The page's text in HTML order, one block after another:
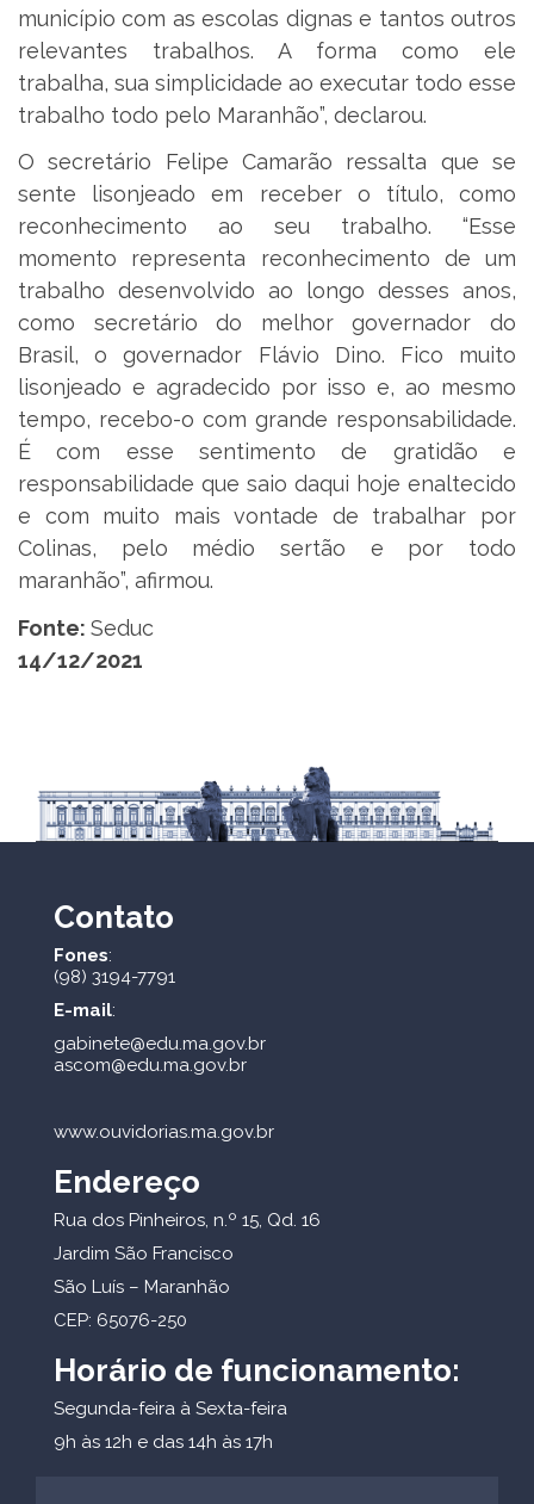
município com as escolas dignas e tantos outros
relevantes trabalhos. A forma como ele
trabalha, sua simplicidade ao executar todo esse
trabalho todo pelo Maranhão”, declarou.
O secretário Felipe Camarão ressalta que se
sente lisonjeado em receber o título, como
reconhecimento ao seu trabalho. “Esse
momento representa reconhecimento de um
trabalho desenvolvido ao longo desses anos,
como secretário do melhor governador do
Brasil, o governador Flávio Dino. Fico muito
lisonjeado e agradecido por isso e, ao mesmo
tempo, recebo-o com grande responsabilidade.
É com esse sentimento de gratidão e
responsabilidade que saio daqui hoje enaltecido
e com muito mais vontade de trabalhar por
Colinas, pelo médio sertão e por todo
maranhão”, afirmou.
Fonte: Seduc
14/12/2021
Contato
Fones:
(98) 3194-7791
E-mail:
gabinete@edu.ma.gov.br
ascom@edu.ma.gov.br
www.ouvidorias.ma.gov.br
Endereço
Rua dos Pinheiros, n.º 15, Qd. 16
Jardim São Francisco
São Luís – Maranhão
CEP: 65076-250
Horário de funcionamento:
Segunda-feira à Sexta-feira
9h às 12h e das 14h às 17h